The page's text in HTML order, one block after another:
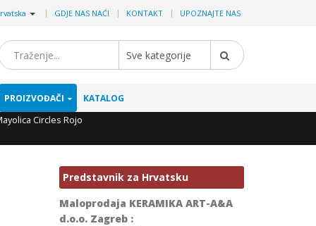
| GDJE NAS NAĆI KONTAKT UPOZNAJTE NAS
Sve kategorije
PROIZVOĐAČI
KATALOG
Circles Rojo
Predstavnik za Hrvatsku
Maloprodaja KERAMIKA ART-A&A
d.o.o. Zagreb :